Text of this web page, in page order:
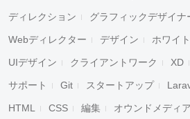
ディレクション グラフィックデザイナ
Webディレクター デザイン ホワイ
UIデザイン クライアントワーク XD
サポート Git スタートアップ
HTML CSS 編集 オウンドメディア